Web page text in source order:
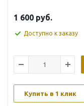
1 600 руб.
Доступно к заказу
Купить в 1 клик